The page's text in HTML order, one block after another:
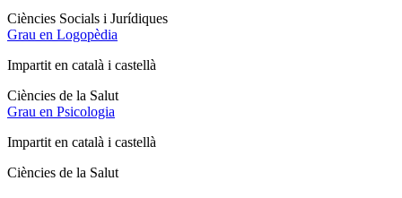
Ciències Socials i Jurídiques
Grau en Logopèdia
Impartit en català i castellà
Ciències de la Salut
Grau en Psicologia
Impartit en català i castellà
Ciències de la Salut